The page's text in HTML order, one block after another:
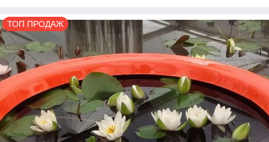
ТОП ПРОДАЖ